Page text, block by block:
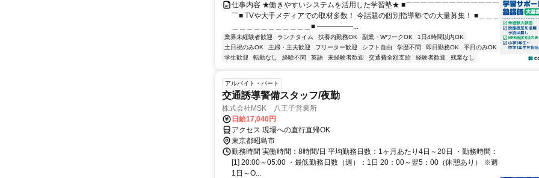
仕事内容 ★働きやすいシステムを活用した学習塾★ ■￣￣￣￣￣￣￣￣￣￣￣￣￣
￣■ TVや大手メディアでの取材多数！ 今話題の個別指導塾での大量募集！ ■＿＿＿
＿＿＿＿＿＿＿＿＿＿＿■ ―――――...
業界未経験者歓迎 ランチタイム 扶養内勤務OK 副業・WワークOK
1日4時間以内OK
土日祝のみOK
主婦・主夫歓迎 フリーター歓迎 シフト自由 学歴不問 即日勤務OK
平日のみOK
学生歓迎
転勤なし 経験不問 英語 未経験者歓迎 交通費全額支給 経験者歓迎 残業なし
アルバイト・パート
交通誘導警備スタッフ/夜勤
株式会社MSK 八王子営業所
日給17,040円
アクセス 現場への直行直帰OK
東京都昭島市
勤務時間 実働時間：8時間/日 平均勤務日数：1ヶ月あたり4日～20日 ・勤務時間：
[1] 20:00～05:00 ・最低勤務日数（週）：1日 20：00～翌5：00（休憩あり） ※週
1日～O...